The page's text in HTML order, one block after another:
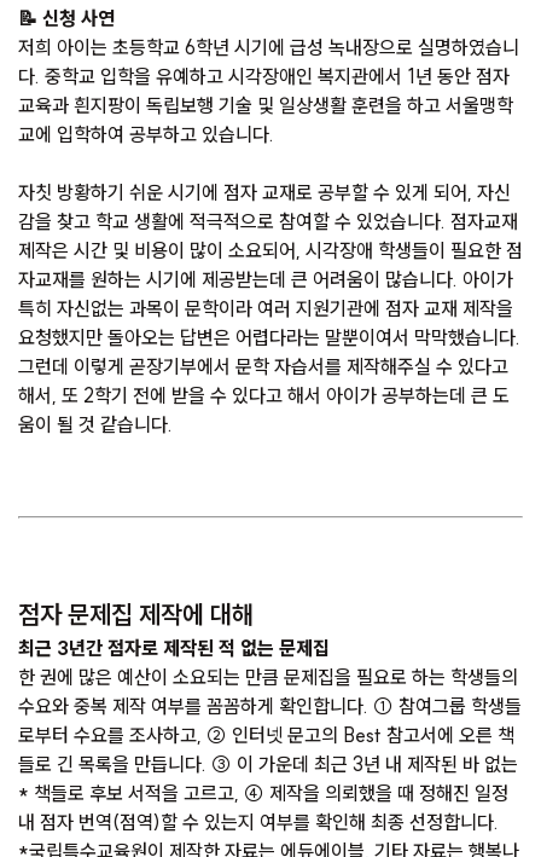
📝 신청 사연
저희 아이는 초등학교 6학년 시기에 급성 녹내장으로 실명하였습니
다. 중학교 입학을 유예하고 시각장애인 복지관에서 1년 동안 점자
교육과 흰지팡이 독립보행 기술 및 일상생활 훈련을 하고 서울맹학
교에 입학하여 공부하고 있습니다.
자칫 방황하기 쉬운 시기에 점자 교재로 공부할 수 있게 되어, 자신
감을 찾고 학교 생활에 적극적으로 참여할 수 있었습니다. 점자교재
제작은 시간 및 비용이 많이 소요되어, 시각장애 학생들이 필요한 점
자교재를 원하는 시기에 제공받는데 큰 어려움이 많습니다. 아이가
특히 자신없는 과목이 문학이라 여러 지원기관에 점자 교재 제작을
요청했지만 돌아오는 답변은 어렵다라는 말뿐이여서 막막했습니다.
그런데 이렇게 곧장기부에서 문학 자습서를 제작해주실 수 있다고
해서, 또 2학기 전에 받을 수 있다고 해서 아이가 공부하는데 큰 도
움이 될 것 같습니다.
점자 문제집 제작에 대해
최근 3년간 점자로 제작된 적 없는 문제집
한 권에 많은 예산이 소요되는 만큼 문제집을 필요로 하는 학생들의
수요와 중복 제작 여부를 꼼꼼하게 확인합니다. ① 참여그룹 학생들
로부터 수요를 조사하고, ② 인터넷 문고의 Best 참고서에 오른 책
들로 긴 목록을 만듭니다. ③ 이 가운데 최근 3년 내 제작된 바 없는
* 책들로 후보 서적을 고르고, ④ 제작을 의뢰했을 때 정해진 일정
내 점자 번역(점역)할 수 있는지 여부를 확인해 최종 선정합니다.
*국립특수교육원이 제작한 자료는 에듀에이블 , 기타 자료는 행복나